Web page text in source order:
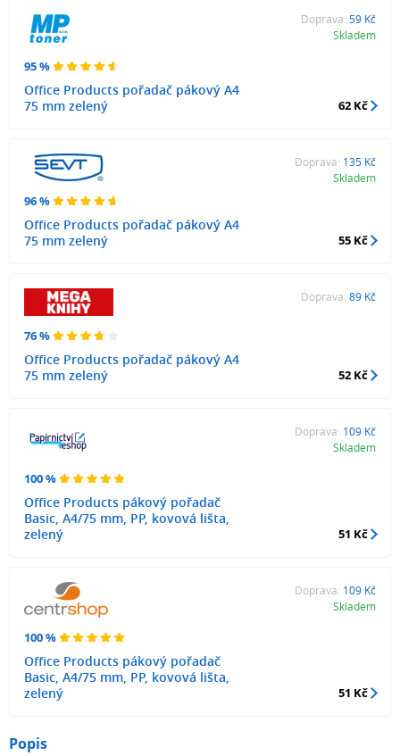
95 %
Office Products pořadač pákový A4
75 mm zelený
Doprava: 59 Kč
Skladem
62 Kč
96 %
Office Products pořadač pákový A4
75 mm zelený
Doprava: 135 Kč
Skladem
55 Kč
76 %
Office Products pořadač pákový A4
75 mm zelený
Doprava: 89 Kč
52 Kč
100 %
Office Products pákový pořadač
Basic, A4/75 mm, PP, kovová lišta,
zelený
Doprava: 109 Kč
Skladem
51 Kč
100 %
Office Products pákový pořadač
Basic, A4/75 mm, PP, kovová lišta,
zelený
Doprava: 109 Kč
Skladem
51 Kč
Popis